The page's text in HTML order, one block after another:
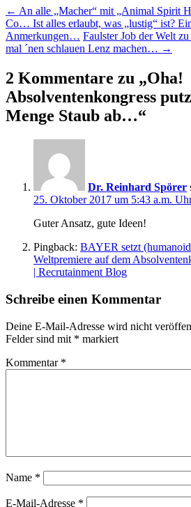
Beitragsnavigation
← An alle „Macher“ mit „Animal Spirit
Co… Ist alles erlaubt, was „lustig“ ist?
Anmerkungen… Faulster Job der Welt
mal ´nen schlauen Lenz machen… →
2 Kommentare zu „Oha!
Absolventenkongress
Menge Staub ab…“
Dr. Reinhard Spörer
25. Oktober 2017 um 5:43 a.m.
Guter Ansatz, gute Ideen!
Pingback: BAYER setzt
Weltpremiere auf dem
| Recrutainment Blog
Schreibe einen Kommentar
Deine E-Mail-Adresse wird nicht
Felder sind mit * markiert
Kommentar *
Name *
E-Mail-Adresse *